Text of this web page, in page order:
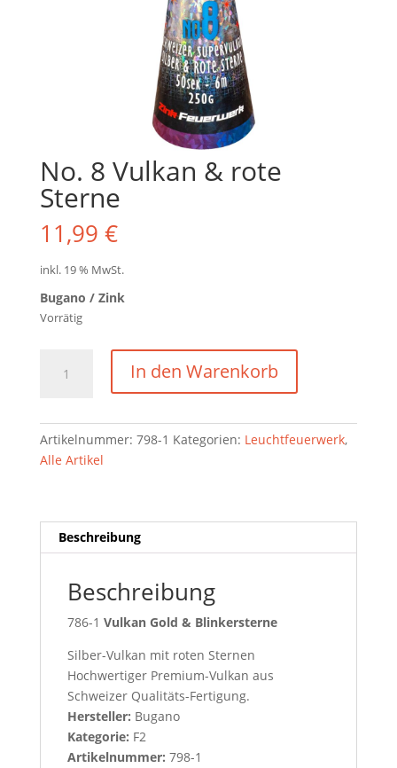
No. 8 Vulkan & rote
Sterne
11,99 €
inkl. 19 % MwSt.
Bugano / Zink
Vorrätig
&
rote
Sterne
In den Warenkorb
Artikelnummer: 798-1 Kategorien: Leuchtfeuerwerk,
Alle Artikel
Beschreibung
Beschreibung
786-1 Vulkan Gold & Blinkersterne
Silber-Vulkan mit roten Sternen
Hochwertiger Premium-Vulkan aus
Schweizer Qualitäts-Fertigung.
Hersteller: Bugano
Kategorie: F2
Artikelnummer: 798-1